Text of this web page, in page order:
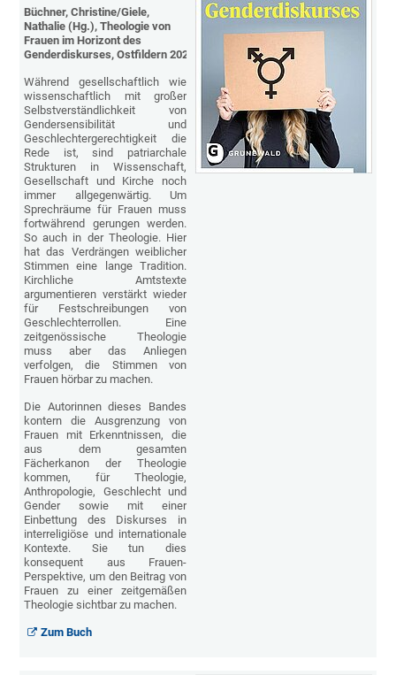
Büchner, Christine/Giele,
Nathalie (Hg.), Theologie von
Frauen im Horizont des
Genderdiskurses, Ostfildern 2020.
Während gesellschaftlich wie
wissenschaftlich mit großer
Selbstverständlichkeit von
Gendersensibilität und
Geschlechtergerechtigkeit die
Rede ist, sind patriarchale
Strukturen in Wissenschaft,
Gesellschaft und Kirche noch
immer allgegenwärtig. Um
Sprechräume für Frauen muss
fortwährend gerungen werden.
So auch in der Theologie. Hier
hat das Verdrängen weiblicher
Stimmen eine lange Tradition.
Kirchliche Amtstexte
argumentieren verstärkt wieder
für Festschreibungen von
Geschlechterrollen. Eine
zeitgenössische Theologie
muss aber das Anliegen
verfolgen, die Stimmen von
Frauen hörbar zu machen.
Die Autorinnen dieses Bandes
kontern die Ausgrenzung von
Frauen mit Erkenntnissen, die
aus dem gesamten
Fächerkanon der Theologie
kommen, für Theologie,
Anthropologie, Geschlecht und
Gender sowie mit einer
Einbettung des Diskurses in
interreligiöse und internationale
Kontexte. Sie tun dies
konsequent aus Frauen-
Perspektive, um den Beitrag von
Frauen zu einer zeitgemäßen
Theologie sichtbar zu machen.
Zum Buch